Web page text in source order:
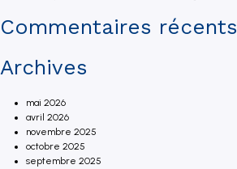
Commentaires récents
Archives
mai 2026
avril 2026
novembre 2025
octobre 2025
septembre 2025